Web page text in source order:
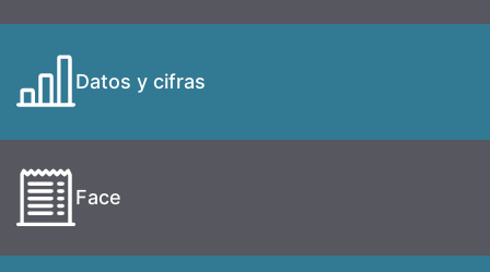
Datos y cifras
Face